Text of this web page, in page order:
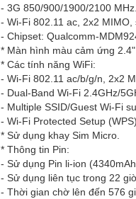
- 3G 850/900/1900/2100 MHz.
- Wi-Fi 802.11 ac, 2x2 MIMO,
- Chipset: Qualcomm-
* Màn hình màu cảm ứng 2.4"
* Các tính năng WiFi:
- Wi-Fi 802.11 ac/b/g/n, 2x2
- Dual-Band Wi-Fi 2.4GHz/
- Multiple SSID/Guest Wi-Fi
- Wi-Fi Protected Setup (WPS).
* Sử dụng khay Sim Micro.
* Thông tin Pin:
- Sử dụng Pin li-ion
- Sử dụng liên tục trong 22
- Thời gian chờ lên đến 576